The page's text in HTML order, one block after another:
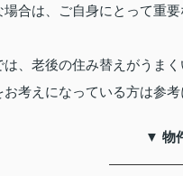
場合は、ご自身にとって重
は、老後の住み替えがうま
考えになっている方は参考
▼ 物